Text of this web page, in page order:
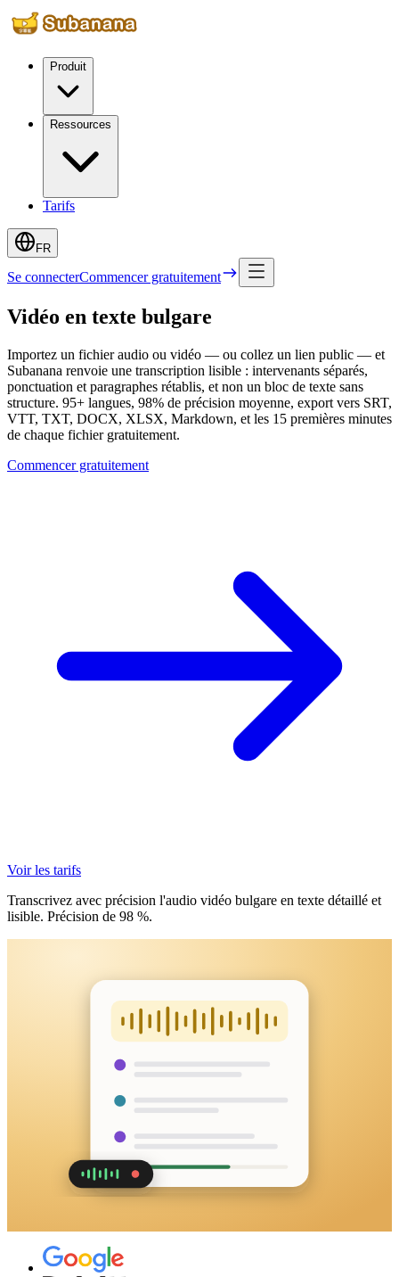
Produit
Ressources
Tarifs
FR
Se connecterCommencer gratuitement
Vidéo en texte bulgare
Importez un fichier audio ou vidéo — ou collez un lien public — et
Subanana renvoie une transcription lisible : intervenants séparés,
ponctuation et paragraphes rétablis, et non un bloc de texte sans
structure. 95+ langues, 98% de précision moyenne, export vers SRT,
VTT, TXT, DOCX, XLSX, Markdown, et les 15 premières minutes
de chaque fichier gratuitement.
Commencer gratuitement
Voir les tarifs
Transcrivez avec précision l'audio vidéo bulgare en texte détaillé et
lisible. Précision de 98 %.